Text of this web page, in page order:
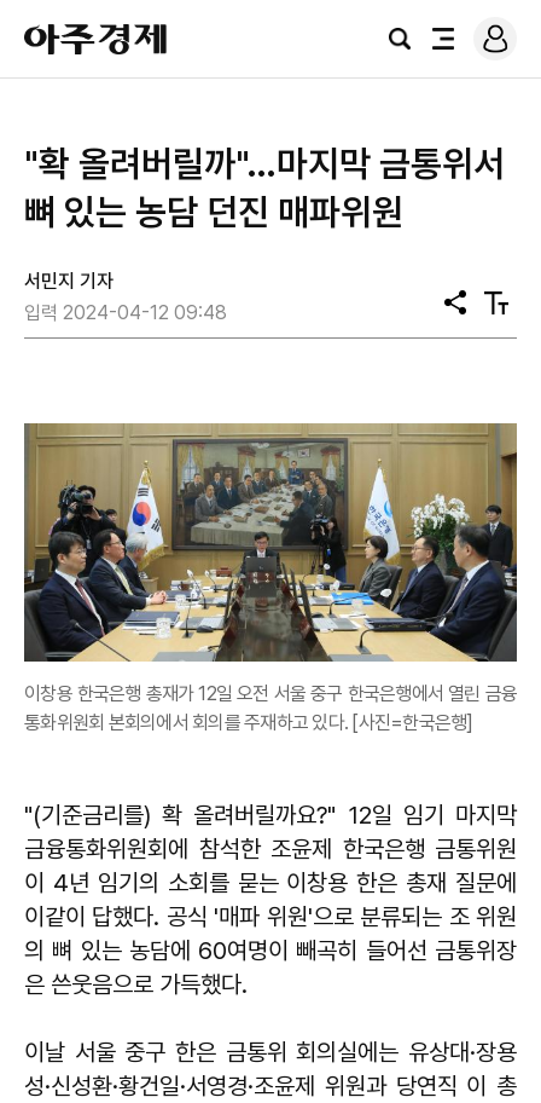
아
주
경
검
전
로
그
"확 올려버릴까"…마지막 금통위서
뼈 있는 농담 던진 매파위원
서민지 기자
입력 2024-04-12 09:48
공
유
텍
스
이창용 한국은행 총재가 12일 오전 서울 중구 한국은행에서 열린 금융
통화위원회 본회의에서 회의를 주재하고 있다. [사진=한국은행]
"(기준금리를) 확 올려버릴까요?" 12일 임기 마지막
금융통화위원회에 참석한 조윤제 한국은행 금통위원
이 4년 임기의 소회를 묻는 이창용 한은 총재 질문에
이같이 답했다. 공식 '매파 위원'으로 분류되는 조 위원
의 뼈 있는 농담에 60여명이 빼곡히 들어선 금통위장
은 쓴웃음으로 가득했다.
이날 서울 중구 한은 금통위 회의실에는 유상대·장용
성·신성환·황건일·서영경·조윤제 위원과 당연직 이 총